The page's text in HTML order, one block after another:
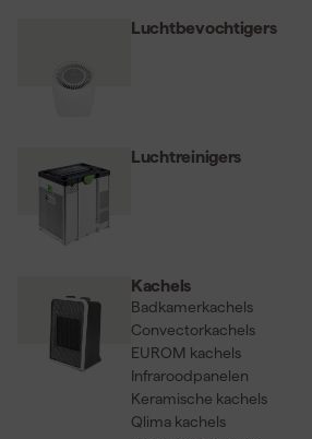
Luchtbevochtigers
Luchtreinigers
Kachels
Badkamerkachels
Convectorkachels
EUROM kachels
Infraroodpanelen
Keramische kachels
Qlima kachels